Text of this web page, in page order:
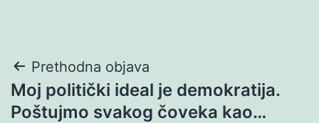
Navigacija
objava
Prethodna objava
Moj politički ideal je demokratija.
Poštujmo svakog čoveka kao…